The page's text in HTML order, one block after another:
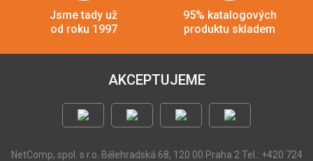
Jsme tady už
od roku 1997
95% katalogových
produktu skladem
AKCEPTUJEME
NetComp, spol. s r.o. Bělehradská 68, 120 00 Praha 2 Tel.: +420 724